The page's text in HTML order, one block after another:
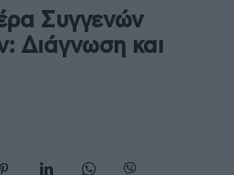
Συγγενών
Διάγνωση και